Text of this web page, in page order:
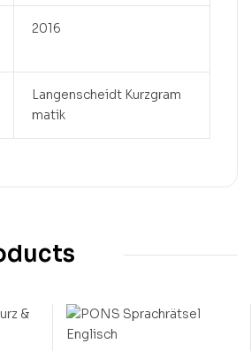
2016
Langenscheidt Kurzgram
matik